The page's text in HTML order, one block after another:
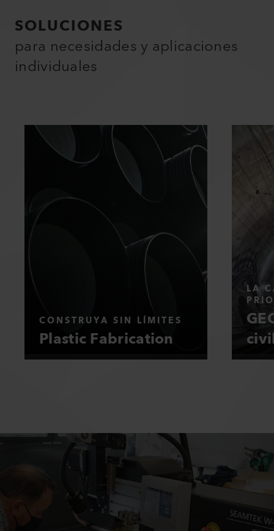
SOLUCIONES
para necesidades y aplicaciones
individuales
CONSTRUYA SIN LÍMITES
Plastic Fabrication
LA